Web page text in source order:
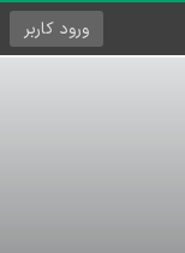
ورود کاربر